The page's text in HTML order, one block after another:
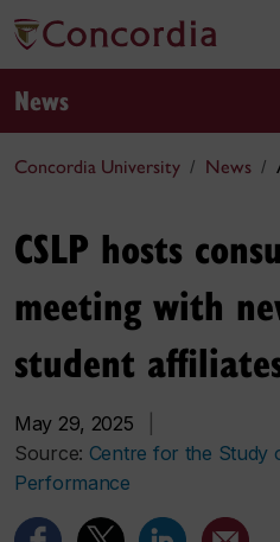
News
Concordia University News
CSLP hosts
meeting with
student
May 29, 2025
Source: Centre for the Study
Performance